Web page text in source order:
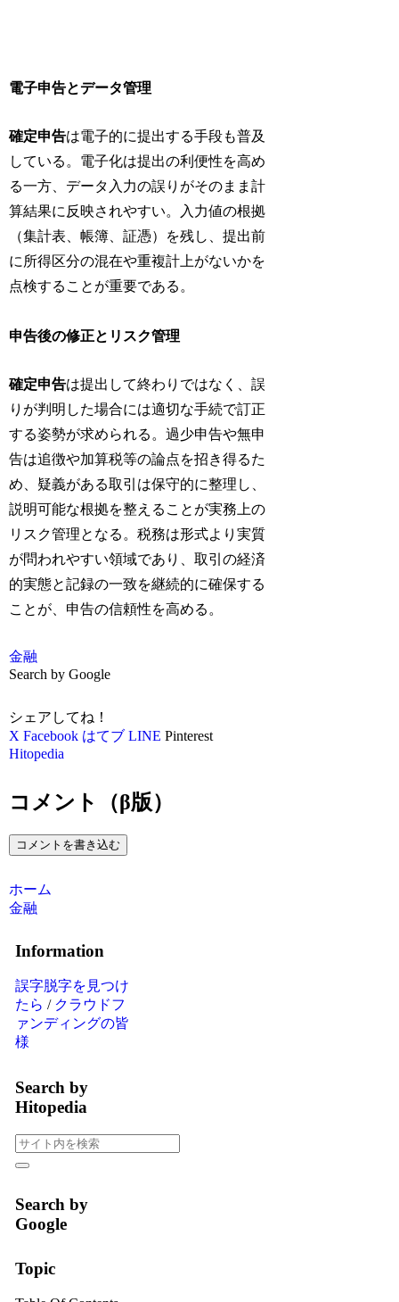
電子申告とデータ管理
確定申告は電子的に提出する手段も普及
している。電子化は提出の利便性を高め
る一方、データ入力の誤りがそのまま計
算結果に反映されやすい。入力値の根拠
（集計表、帳簿、証憑）を残し、提出前
に所得区分の混在や重複計上がないかを
点検することが重要である。
申告後の修正とリスク管理
確定申告は提出して終わりではなく、誤
りが判明した場合には適切な手続で訂正
する姿勢が求められる。過少申告や無申
告は追徴や加算税等の論点を招き得るた
め、疑義がある取引は保守的に整理し、
説明可能な根拠を整えることが実務上の
リスク管理となる。税務は形式より実質
が問われやすい領域であり、取引の経済
的実態と記録の一致を継続的に確保する
ことが、申告の信頼性を高める。
金融
Search by Google
シェアしてね！
X Facebook はてブ LINE Pinterest
Hitopedia
コメント（β版）
コメントを書き込む
ホーム
金融
Information
誤字脱字を見つけ
たら / クラウドフ
ァンディングの皆
様
Search by
Hitopedia
Search by
Google
Topic